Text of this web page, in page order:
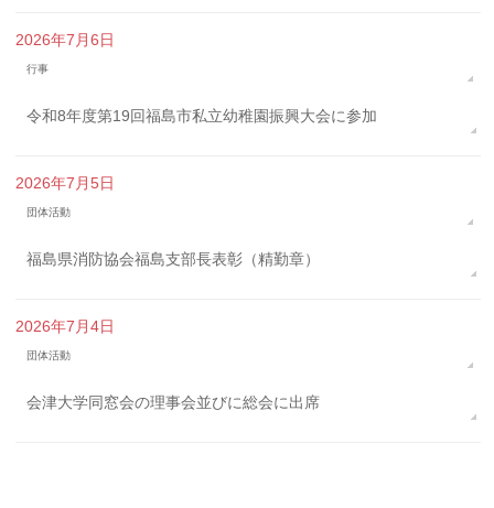
2026年7月6日
行事
令和8年度第19回福島市私立幼稚園振興大会に参加
2026年7月5日
団体活動
福島県消防協会福島支部長表彰（精勤章）
2026年7月4日
団体活動
会津大学同窓会の理事会並びに総会に出席